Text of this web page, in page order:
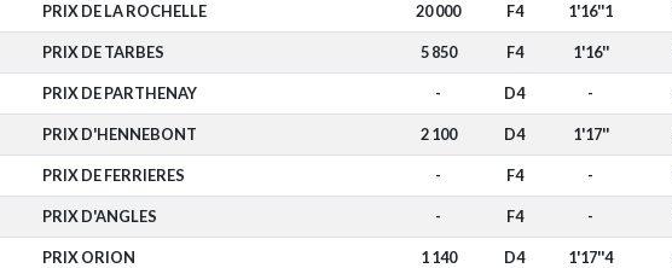
PRIX DE LA ROCHELLE 20 000 F4 1'16''1
PRIX DE TARBES 5 850 F4 1'16''
PRIX DE PARTHENAY - D4 -
PRIX D'HENNEBONT 2 100 D4 1'17''
PRIX DE FERRIERES - F4 -
PRIX D'ANGLES - F4 -
PRIX ORION 1 140 D4 1'17''4